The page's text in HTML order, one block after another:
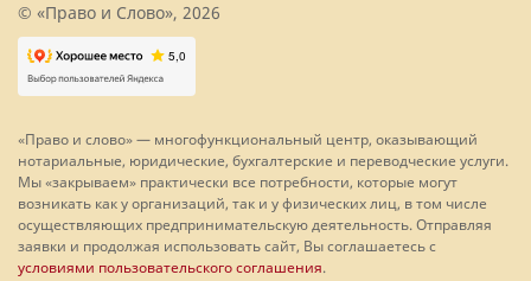
© «Право и Слово», 2026
«Право и слово» — многофункциональный центр, оказывающий
нотариальные, юридические, бухгалтерские и переводческие услуги.
Мы «закрываем» практически все потребности, которые могут
возникать как у организаций, так и у физических лиц, в том числе
осуществляющих предпринимательскую деятельность. Отправляя
заявки и продолжая использовать сайт, Вы соглашаетесь с
условиями пользовательского соглашения.